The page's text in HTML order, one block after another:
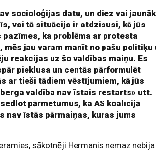
socioloģijas datu, un diez vai
vai tā situācija ir atdzisusi, kā jūs
pazīmes, ka problēma ar protesta
mēs jau varam manīt no pašu politiķu
reakcijas uz šo valdības maiņu. Es
pieklusa un centās pārformulēt
ar tieši tādiem vēstījumiem, kā jūs
valdība nav īstais restarts» utt.
pārmetumus, ka AS koalīcijā
nav īstās pārmaiņas, kuras jums
sākotnēji Hermanis nemaz nebija